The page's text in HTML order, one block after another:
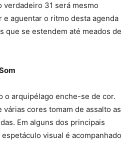
verdadeiro 31 será mesmo
e aguentar o ritmo desta agenda
que se estendem até meados de
o arquipélago enche-se de cor.
várias cores tomam de assalto as
Em alguns dos principais
visual é acompanhado